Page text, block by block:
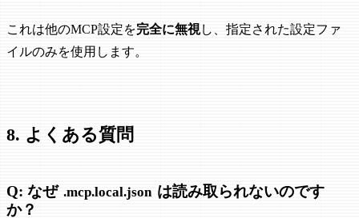
これは他のMCP設定を完全に無視し、指定された設定ファ
イルのみを使用します。
8. よくある質問
Q: なぜ .mcp.local.json は読み取られないのです
か？